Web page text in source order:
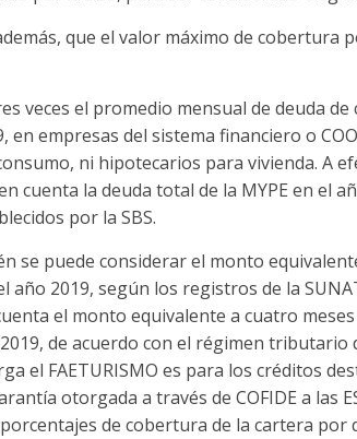
que el valor máximo de cobertura
veces el promedio mensual de deuda
en empresas del sistema financiero o
ni hipotecarios para vivienda. A
cuenta la deuda total de la MYPE en el
por la SBS.
se puede considerar el monto
año 2019, según los registros de la
el monto equivalente a cuatro
de acuerdo con el régimen tributario
el FAETURISMO es para los créditos
otorgada a través de COFIDE a las
de cobertura de la cartera por